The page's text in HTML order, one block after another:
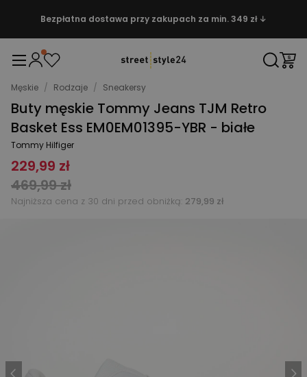
Bezpłatna dostawa przy zakupach za min. 349 zł ↓
Męskie / Rodzaje / Sneakersy
Buty męskie Tommy Jeans TJM Retro
Basket Ess EM0EM01395-YBR - białe
Tommy Hilfiger
229,99 zł
469,99 zł
Najniższa cena z 30 dni przed obniżką: 279,99 zł